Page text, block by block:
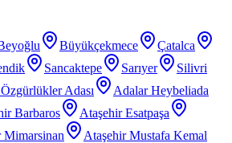
Büyükçekmece
Çatalca
Sancaktepe Sarıyer
Silivri
Adası
Adalar Heybeliada
Barbaros
Ataşehir Esatpaşa
Mimarsinan
Ataşehir Mustafa Kemal